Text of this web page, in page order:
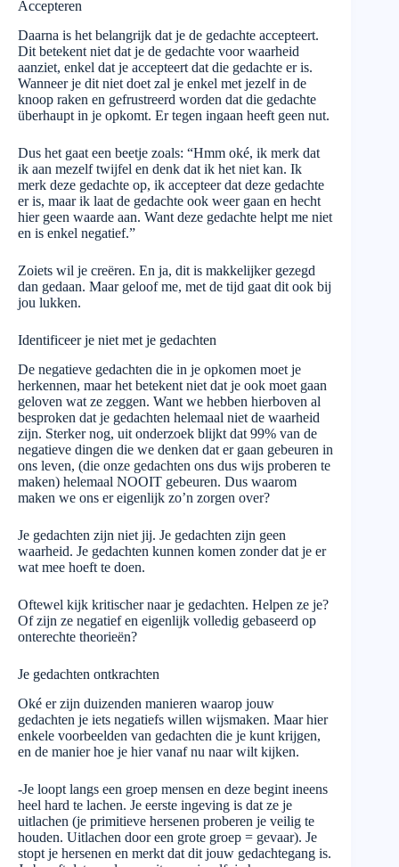
Accepteren
Daarna is het belangrijk dat je de gedachte accepteert.
Dit betekent niet dat je de gedachte voor waarheid
aanziet, enkel dat je accepteert dat die gedachte er is.
Wanneer je dit niet doet zal je enkel met jezelf in de
knoop raken en gefrustreerd worden dat die gedachte
überhaupt in je opkomt. Er tegen ingaan heeft geen nut.
Dus het gaat een beetje zoals: “Hmm oké, ik merk dat
ik aan mezelf twijfel en denk dat ik het niet kan. Ik
merk deze gedachte op, ik accepteer dat deze gedachte
er is, maar ik laat de gedachte ook weer gaan en hecht
hier geen waarde aan. Want deze gedachte helpt me niet
en is enkel negatief.”
Zoiets wil je creëren. En ja, dit is makkelijker gezegd
dan gedaan. Maar geloof me, met de tijd gaat dit ook bij
jou lukken.
Identificeer je niet met je gedachten
De negatieve gedachten die in je opkomen moet je
herkennen, maar het betekent niet dat je ook moet gaan
geloven wat ze zeggen. Want we hebben hierboven al
besproken dat je gedachten helemaal niet de waarheid
zijn. Sterker nog, uit onderzoek blijkt dat 99% van de
negatieve dingen die we denken dat er gaan gebeuren in
ons leven, (die onze gedachten ons dus wijs proberen te
maken) helemaal NOOIT gebeuren. Dus waarom
maken we ons er eigenlijk zo’n zorgen over?
Je gedachten zijn niet jij. Je gedachten zijn geen
waarheid. Je gedachten kunnen komen zonder dat je er
wat mee hoeft te doen.
Oftewel kijk kritischer naar je gedachten. Helpen ze je?
Of zijn ze negatief en eigenlijk volledig gebaseerd op
onterechte theorieën?
Je gedachten ontkrachten
Oké er zijn duizenden manieren waarop jouw
gedachten je iets negatiefs willen wijsmaken. Maar hier
enkele voorbeelden van gedachten die je kunt krijgen,
en de manier hoe je hier vanaf nu naar wilt kijken.
-Je loopt langs een groep mensen en deze begint ineens
heel hard te lachen. Je eerste ingeving is dat ze je
uitlachen (je primitieve hersenen proberen je veilig te
houden. Uitlachen door een grote groep = gevaar). Je
stopt je hersenen en merkt dat dit jouw gedachtegang is.